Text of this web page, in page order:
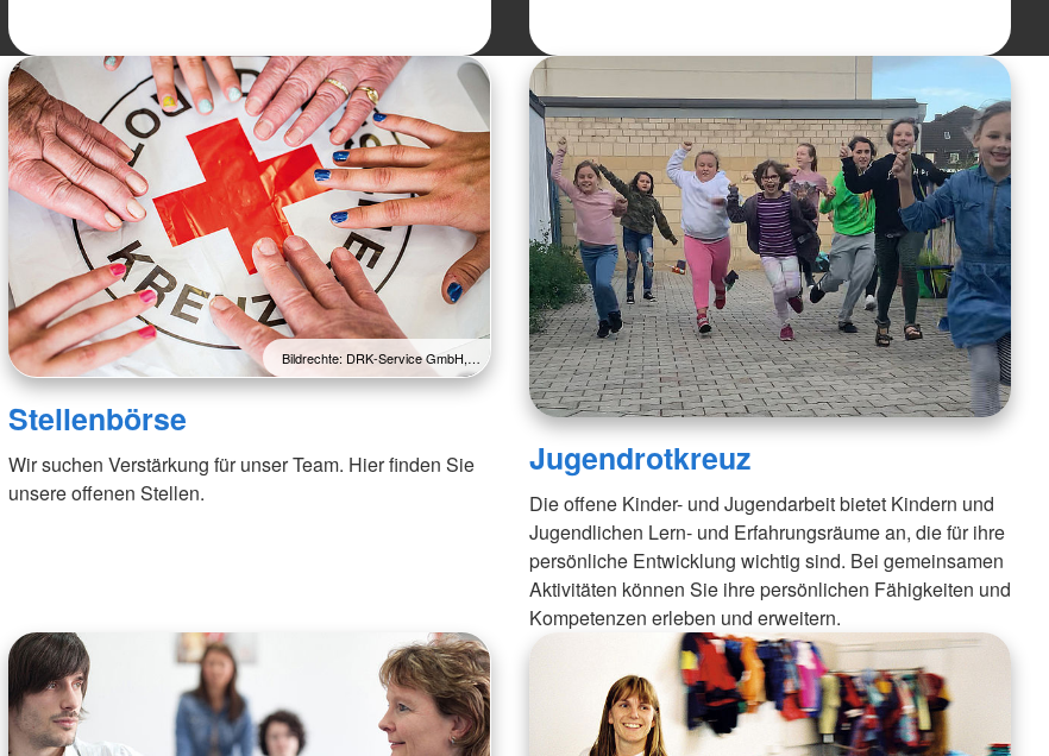
Bildrechte: DRK-Service GmbH,…
Stellenbörse
Wir suchen Verstärkung für unser Team. Hier finden Sie
unsere offenen Stellen.
Jugendrotkreuz
Die offene Kinder- und Jugendarbeit bietet Kindern und
Jugendlichen Lern- und Erfahrungsräume an, die für ihre
persönliche Entwicklung wichtig sind. Bei gemeinsamen
Aktivitäten können Sie ihre persönlichen Fähigkeiten und
Kompetenzen erleben und erweitern.